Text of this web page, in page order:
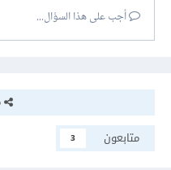
أجب على هذا السؤال...
متابعون
3